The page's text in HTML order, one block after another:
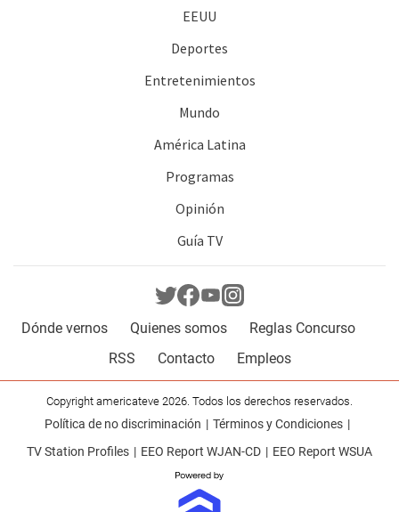
EEUU
Deportes
Entretenimientos
Mundo
América Latina
Programas
Opinión
Guía TV
Dónde vernos Quienes somos
Reglas Concurso
RSS
Contacto Empleos
Copyright americateve 2026. Todos los derechos reservados.
Política de no discriminación
Términos y Condiciones
TV Station Profiles
EEO Report WJAN-CD EEO Report WSUA